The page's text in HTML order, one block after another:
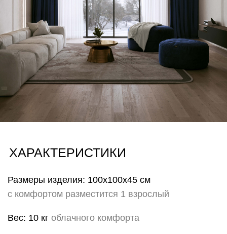
эмоциональным элементом для тех, кто любит
свободу выбора настроения и легко меняет
пространство вокруг не изменяя себе. Меняйте
настроение и атмосферу своего пространства лишь
сменив чехол на другой!